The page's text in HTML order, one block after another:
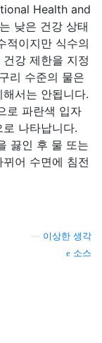
Health and
낮은 건강 상태
적이지만 식수의
강 제한을 지정
리 수준의 물은
서는 안됩니다.
로 파란색 입자
나타납니다.
끓인 후 물 또는
어 수면에 침전
이상한 생각
소스